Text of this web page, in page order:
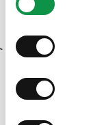
א' | 09:00